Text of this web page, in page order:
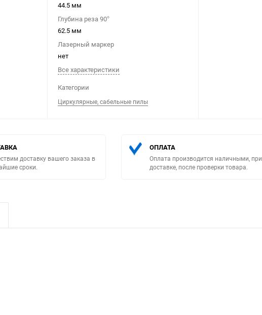
44.5 мм
Глубина реза 90°
62.5 мм
Лазерный маркер
нет
Все характеристики
Категории
Циркулярные, сабельные пилы
доставку вашего заказа в
сроки.
ОПЛАТА
Оплата производится наличными, при
доставке, после проверки товара.